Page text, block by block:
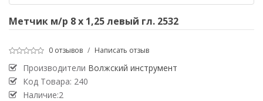
Метчик м/р 8 х 1,25 левый гл. 2532
0 отзывов / Написать отзыв
Производители Волжский инструмент
Код Товара: 240
Наличие:2